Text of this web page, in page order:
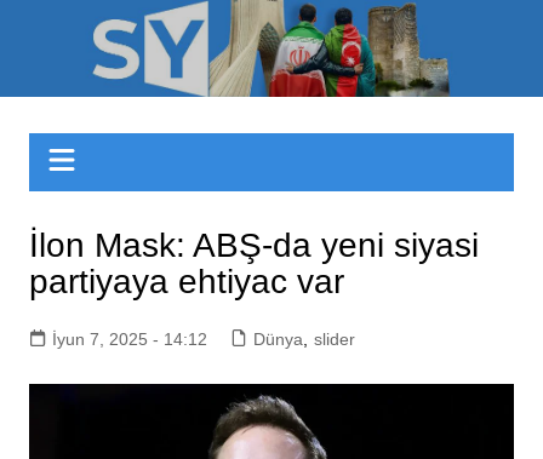
Sizinyol.org
İlon Mask: ABŞ-da yeni siyasi
partiyaya ehtiyac var
İyun 7, 2025 - 14:12 Dünya slider